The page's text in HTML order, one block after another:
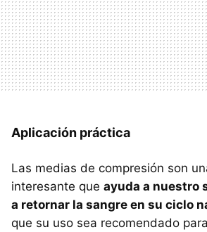
Aplicación práctica
Las medias de compresión son
interesante que ayuda a nuestro
a retornar la sangre en su ciclo
que su uso sea recomendado